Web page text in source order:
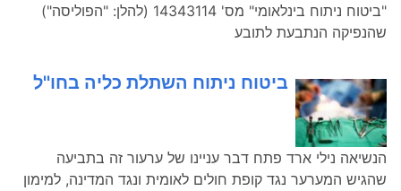
"ביטוח ניתוח בינלאומי" מס' 14343114 (להלן: "הפוליסה")
שהנפיקה הנתבעת לתובע
ביטוח ניתוח השתלת כליה בחו''ל
הנשיאה נילי ארד פתח דבר עניינו של ערעור זה בתביעה
שהגיש המערער נגד קופת חולים לאומית ונגד המדינה, למימון